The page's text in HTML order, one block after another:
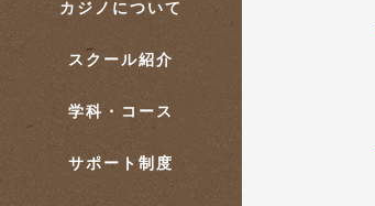
カジノについて
スクール紹介
学科・コース
サポート制度